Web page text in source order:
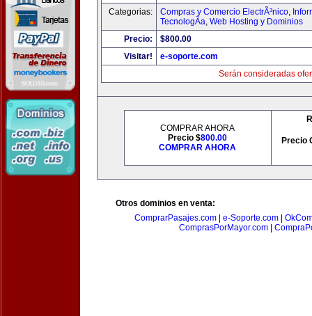
Categorias:
Compras y Comercio ElectrÃ³nico,
TecnologÃ­a, Web Hosting y Dominios
Precio:
$800.00
Visitar!
e-soporte.com
Serán consideradas
COMPRAR AHORA
Precio $800.00
COMPRAR AHORA
Precio
Otros dominios en venta:
ComprarPasajes.com
e-Soporte.com
ComprasPorMayor.com|